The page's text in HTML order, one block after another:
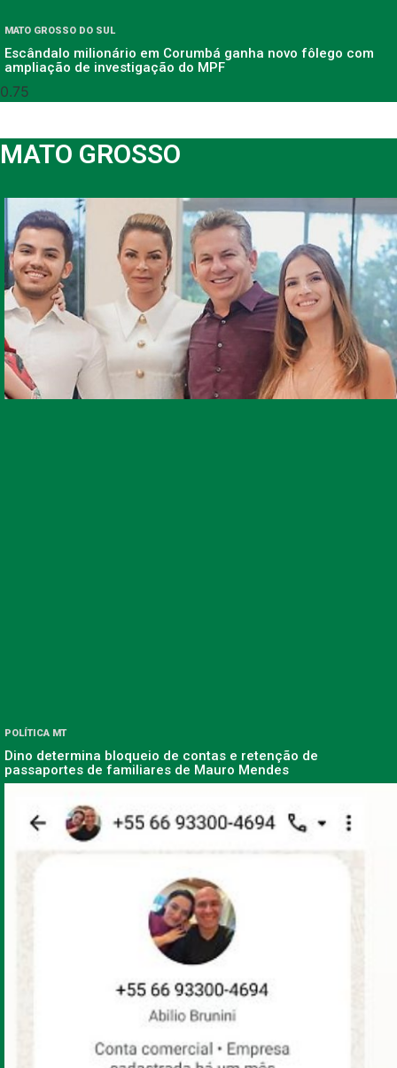
MATO GROSSO DO SUL
Escândalo milionário em Corumbá ganha novo fôlego com
ampliação de investigação do MPF
MATO GROSSO
POLÍTICA MT
Dino determina bloqueio de contas e retenção de
passaportes de familiares de Mauro Mendes